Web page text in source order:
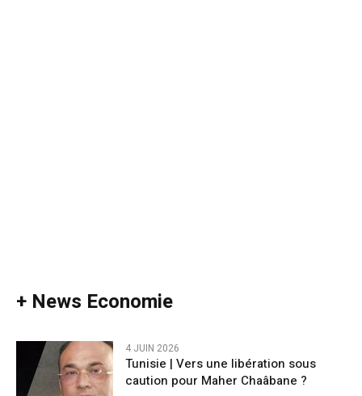
+ News Economie
4 JUIN 2026
Tunisie | Vers une libération sous
caution pour Maher Chaâbane ?